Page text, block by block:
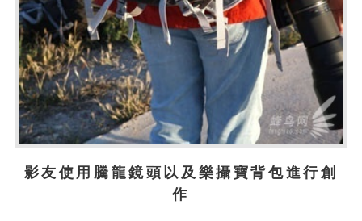
影友使用騰龍鏡頭以及樂攝寶背包進行創
作